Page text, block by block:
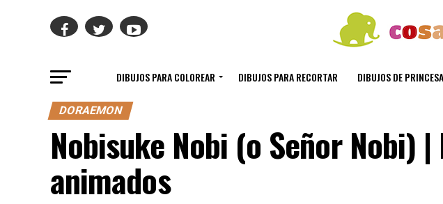
DIBUJOS PARA COLOREAR DIBUJOS PARA RECORTAR DIBUJOS DE
DORAEMON
Nobisuke Nobi (o Señor Nobi)
animados